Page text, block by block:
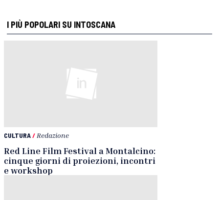
I PIÙ POPOLARI SU INTOSCANA
CULTURA/ Redazione
Red Line Film Festival a Montalcino:
cinque giorni di proiezioni, incontri
e workshop